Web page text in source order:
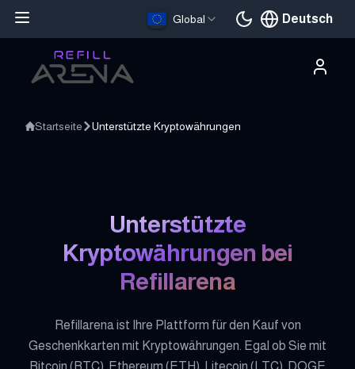
Global Deutsch
Aktuelle Sprache
Startseite Unterstützte Kryptowährungen
Unterstützte
Kryptowährungen bei
Refillarena
Refillarena ist Ihre Plattform für den Kauf von
Geschenkkarten mit Kryptowährungen. Egal ob Sie mit
Bitcoin (BTC), Ethereum (ETH), Litecoin (LTC), DOGE